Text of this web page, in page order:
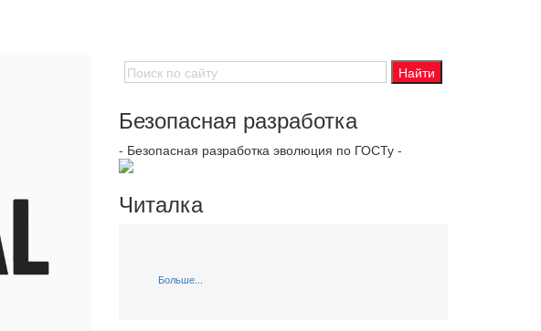
Безопасная разработка
- Безопасная разработка эволюция по ГОСТу -
Читалка
Больше...